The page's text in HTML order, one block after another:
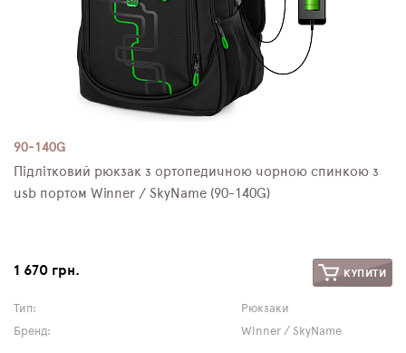
90-140G
Підлітковий рюкзак з ортопедичною чорною спинкою з
usb портом Winner / SkyName (90-140G)
1 670 грн. КУПИТИ
Тип:
Рюкзаки
Бренд:
Winner / SkyName